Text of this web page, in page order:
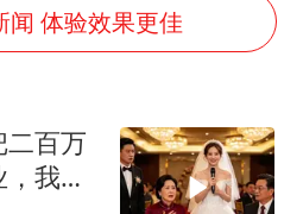
斌获《歌手2026》歌王
演员求职万岁山NPC成功
国防部：中国军队坚决反制任何闹海挑衅图谋
闻 体验效果更佳
百万
我一